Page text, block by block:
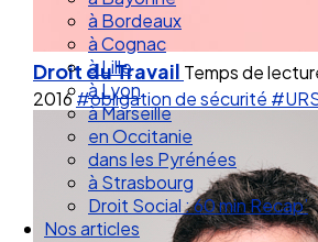
à Cognac
à Lille
à Lyon
à Marseille
en Occitanie
dans les Pyrénées
à Strasbourg
Droit Social : 60 min Recap’
Nos articles
Nous suivre
Droit du Travail Temps de
2016#obligation de sécurité